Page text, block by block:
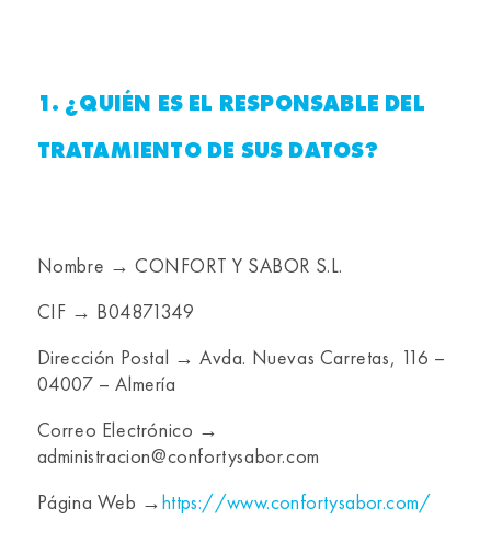
1. ¿QUIÉN ES EL RESPONSABLE DEL
TRATAMIENTO DE SUS DATOS?
Nombre → CONFORT Y SABOR S.L.
CIF → B04871349
Dirección Postal → Avda. Nuevas Carretas, 116 –
04007 – Almería
Correo Electrónico →
administracion@confortysabor.com
Página Web →https://www.confortysabor.com/